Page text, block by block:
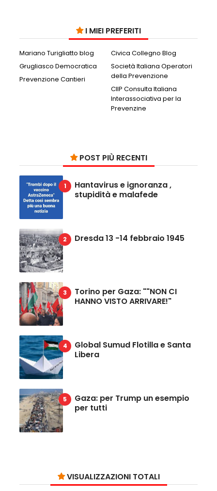
I MIEI PREFERITI
Mariano Turigliatto blog
Civica Collegno Blog
Grugliasco Democratica
Società Italiana Operatori
della Prevenzione
Prevenzione Cantieri
CIIP Consulta Italiana
Interassociativa per la
Prevenzine
POST PIÙ RECENTI
Hantavirus e ignoranza ,
stupidità e malafede
Dresda 13 -14 febbraio 1945
Torino per Gaza: ""NON CI
HANNO VISTO ARRIVARE!"
Global Sumud Flotilla e Santa
Libera
Gaza: per Trump un esempio
per tutti
VISUALIZZAZIONI TOTALI